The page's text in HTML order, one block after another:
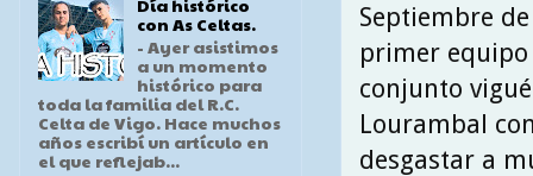
Septiembre
primer equipo
conjunto
Lourambal
desgastar a
con As Celtas.
- Ayer asistimos
a un momento
histórico para
toda la familia del R.C.
Celta de Vigo. Hace muchos
años escribí un artículo en
el que reflejab...